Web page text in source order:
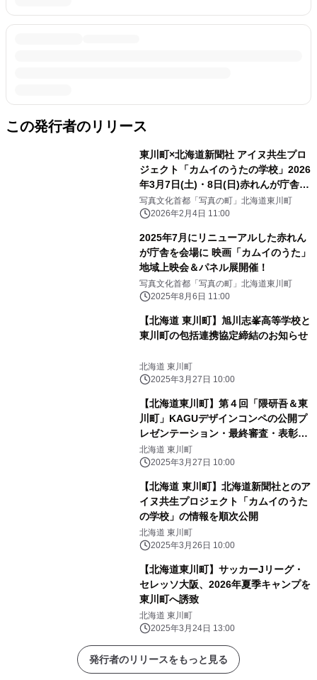
この発行者のリリース
東川町×北海道新聞社 アイヌ共生プロ
ジェクト「カムイのうたの学校」2026
年3月7日(土)・8日(日)赤れんが庁舎で
「カムイのうたの学校フェスティバ
ル」を開催！
写真文化首都「写真の町」北海道東川町
2026年2月4日 11:00
2025年7月にリニューアルした赤れん
が庁舎を会場に 映画「カムイのうた」
地域上映会＆パネル展開催！
写真文化首都「写真の町」北海道東川町
2025年8月6日 11:00
【北海道 東川町】旭川志峯高等学校と
東川町の包括連携協定締結のお知らせ
北海道 東川町
2025年3月27日 10:00
【北海道東川町】第４回「隈研吾＆東
川町」KAGUデザインコンペの公開プ
レゼンテーション・最終審査・表彰式
を開催
北海道 東川町
2025年3月27日 10:00
【北海道 東川町】北海道新聞社とのア
イヌ共生プロジェクト「カムイのうた
の学校」の情報を順次公開
北海道 東川町
2025年3月26日 10:00
【北海道東川町】サッカーJリーグ・
セレッソ大阪、2026年夏季キャンプを
東川町へ誘致
北海道 東川町
2025年3月24日 13:00
発行者のリリースをもっと見る